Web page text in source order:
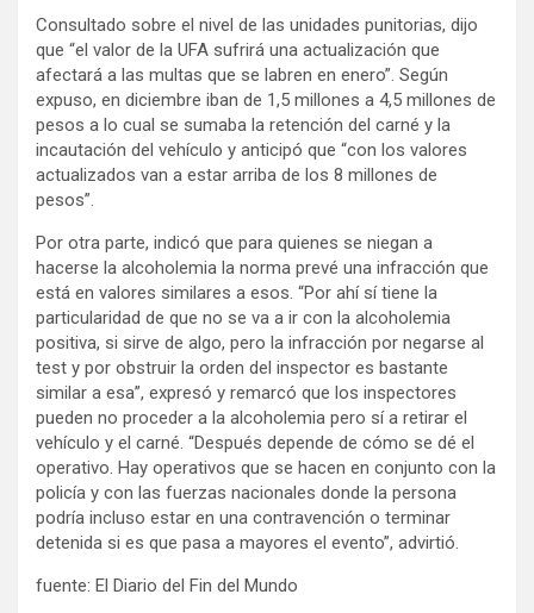
Consultado sobre el nivel de las unidades punitorias, dijo
que “el valor de la UFA sufrirá una actualización que
afectará a las multas que se labren en enero”. Según
expuso, en diciembre iban de 1,5 millones a 4,5 millones de
pesos a lo cual se sumaba la retención del carné y la
incautación del vehículo y anticipó que “con los valores
actualizados van a estar arriba de los 8 millones de
pesos”.
Por otra parte, indicó que para quienes se niegan a
hacerse la alcoholemia la norma prevé una infracción que
está en valores similares a esos. “Por ahí sí tiene la
particularidad de que no se va a ir con la alcoholemia
positiva, si sirve de algo, pero la infracción por negarse al
test y por obstruir la orden del inspector es bastante
similar a esa”, expresó y remarcó que los inspectores
pueden no proceder a la alcoholemia pero sí a retirar el
vehículo y el carné. “Después depende de cómo se dé el
operativo. Hay operativos que se hacen en conjunto con la
policía y con las fuerzas nacionales donde la persona
podría incluso estar en una contravención o terminar
detenida si es que pasa a mayores el evento”, advirtió.
fuente: El Diario del Fin del Mundo